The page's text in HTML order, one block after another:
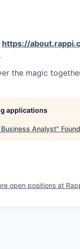
https://
the magic
applications
Business Analyst"
open positions at